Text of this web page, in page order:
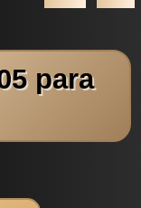
para